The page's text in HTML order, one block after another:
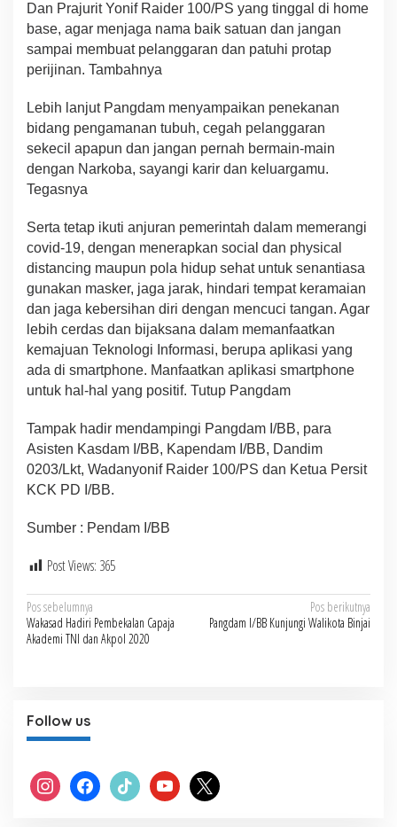
Dan Prajurit Yonif Raider 100/PS yang tinggal di home
base, agar menjaga nama baik satuan dan jangan
sampai membuat pelanggaran dan patuhi protap
perijinan. Tambahnya
Lebih lanjut Pangdam menyampaikan penekanan
bidang pengamanan tubuh, cegah pelanggaran
sekecil apapun dan jangan pernah bermain-main
dengan Narkoba, sayangi karir dan keluargamu.
Tegasnya
Serta tetap ikuti anjuran pemerintah dalam memerangi
covid-19, dengan menerapkan social dan physical
distancing maupun pola hidup sehat untuk senantiasa
gunakan masker, jaga jarak, hindari tempat keramaian
dan jaga kebersihan diri dengan mencuci tangan. Agar
lebih cerdas dan bijaksana dalam memanfaatkan
kemajuan Teknologi Informasi, berupa aplikasi yang
ada di smartphone. Manfaatkan aplikasi smartphone
untuk hal-hal yang positif. Tutup Pangdam
Tampak hadir mendampingi Pangdam I/BB, para
Asisten Kasdam I/BB, Kapendam I/BB, Dandim
0203/Lkt, Wadanyonif Raider 100/PS dan Ketua Persit
KCK PD I/BB.
Sumber : Pendam I/BB
Post Views: 365
Navigasi
pos
Pos sebelumnya
Wakasad Hadiri Pembekalan Capaja
Akademi TNI dan Akpol 2020
Pos berikutnya
Pangdam I/BB Kunjungi Walikota Binjai
Follow us
instagram facebook tiktok youtube x